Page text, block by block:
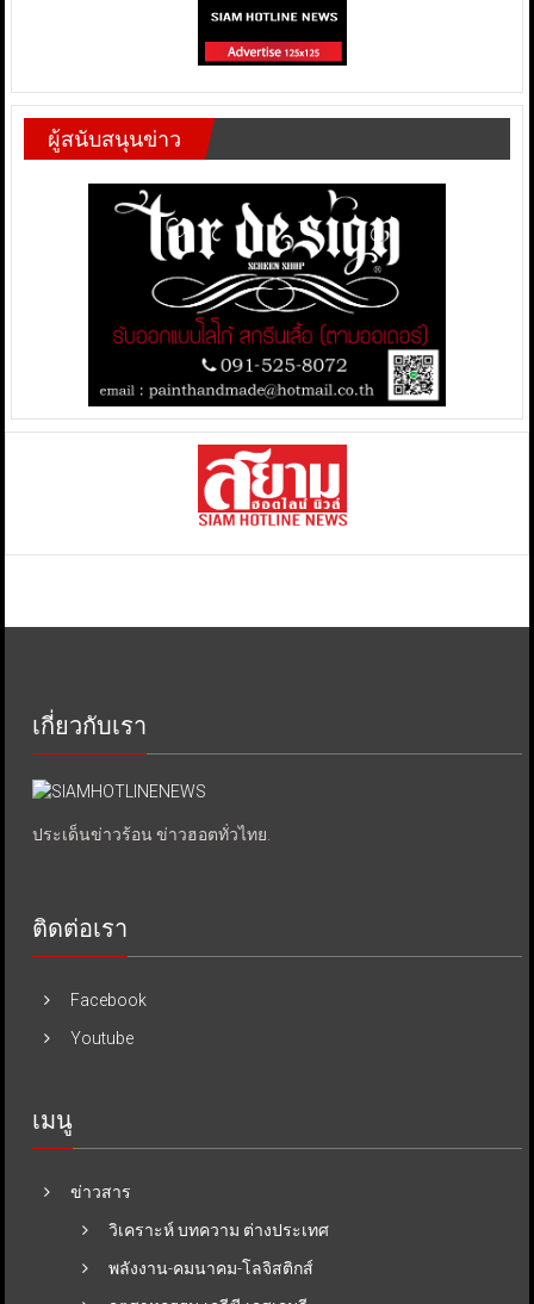
ผู้สนับสนุนข่าว
เกี่ยวกับเรา
ประเด็นข่าวร้อน ข่าวฮอตทั่วไทย.
ติดต่อเรา
Facebook
Youtube
เมนู
ข่าวสาร
วิเคราะห์ บทความ ต่างประเทศ
พลังงาน-คมนาคม-โลจิสติกส์